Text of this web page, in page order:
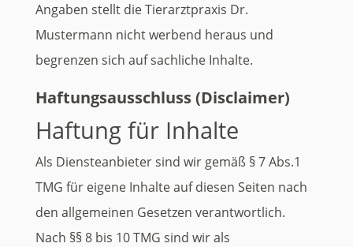
Angaben stellt die Tierarztpraxis Dr.
Mustermann nicht werbend heraus und
begrenzen sich auf sachliche Inhalte.
Haftungsausschluss (Disclaimer)
Haftung für Inhalte
Als Diensteanbieter sind wir gemäß § 7 Abs.1
TMG für eigene Inhalte auf diesen Seiten nach
den allgemeinen Gesetzen verantwortlich.
Nach §§ 8 bis 10 TMG sind wir als